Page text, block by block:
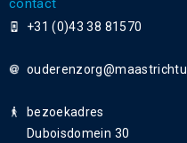
contact
+31 (0)43 38 81570
ouderenzorg
bezoekadres
Duboisdomein 30